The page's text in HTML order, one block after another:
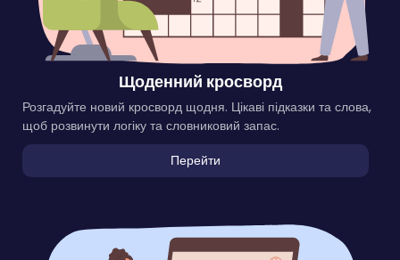
Щоденний кросворд
Розгадуйте новий кросворд щодня. Цікаві підказки та слова,
щоб розвинути логіку та словниковий запас.
Перейти